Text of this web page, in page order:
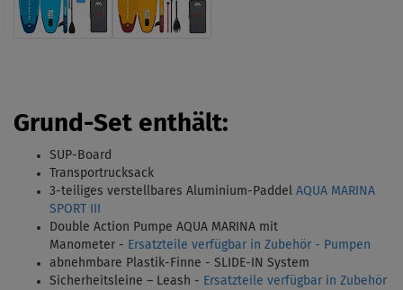
Grund-Set enthält:
SUP-Board
Transportrucksack
3-teiliges verstellbares Aluminium-Paddel AQUA MARINA
SPORT III
Double Action Pumpe AQUA MARINA mit
Manometer - Ersatzteile verfügbar in Zubehör - Pumpen
abnehmbare Plastik-Finne - SLIDE-IN System
Sicherheitsleine – Leash - Ersatzteile verfügbar in Zubehör